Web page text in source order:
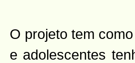
O projeto tem
e adolescentes